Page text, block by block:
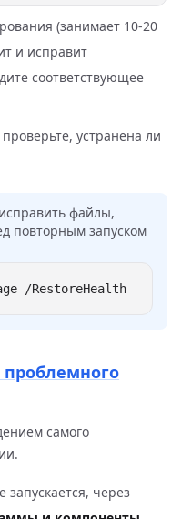
(занимает 10-20
и исправит
соответствующее
устранена ли
файлы,
повторным запуском
проблемного
самого
запускается, через